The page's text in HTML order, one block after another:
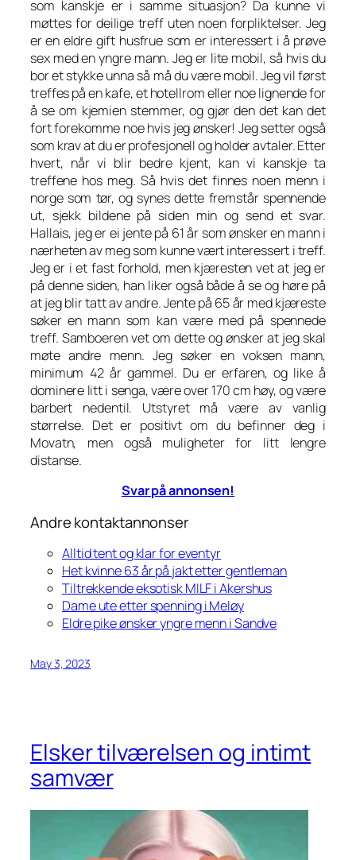
som kanskje er i samme situasjon? Da kunne vi
møttes for deilige treff uten noen forpliktelser. Jeg
er en eldre gift husfrue som er interessert i å prøve
sex med en yngre mann. Jeg er lite mobil, så hvis du
bor et stykke unna så må du være mobil. Jeg vil først
treffes på en kafe, et hotellrom eller noe lignende for
å se om kjemien stemmer, og gjør den det kan det
fort forekomme noe hvis jeg ønsker! Jeg setter også
som krav at du er profesjonell og holder avtaler. Etter
hvert, når vi blir bedre kjent, kan vi kanskje ta
treffene hos meg. Så hvis det finnes noen menn i
norge som tør, og synes dette fremstår spennende
ut, sjekk bildene på siden min og send et svar.
Hallais, jeg er ei jente på 61 år som ønsker en mann i
nærheten av meg som kunne vært interessert i treff.
Jeg er i et fast forhold, men kjæresten vet at jeg er
på denne siden, han liker også både å se og høre på
at jeg blir tatt av andre. Jente på 65 år med kjæreste
søker en mann som kan være med på spennede
treff. Samboeren vet om dette og ønsker at jeg skal
møte andre menn. Jeg søker en voksen mann,
minimum 42 år gammel. Du er erfaren, og like å
dominere litt i senga, være over 170 cm høy, og være
barbert nedentil. Utstyret må være av vanlig
størrelse. Det er positivt om du befinner deg i
Movatn, men også muligheter for litt lengre
distanse.
Svar på annonsen!
Andre kontaktannonser
Alltid tent og klar for eventyr
Het kvinne 63 år på jakt etter gentleman
Tiltrekkende eksotisk MILF i Akershus
Dame ute etter spenning i Meløy
Eldre pike ønsker yngre menn i Sandve
May 3, 2023
Elsker tilværelsen og intimt
samvær